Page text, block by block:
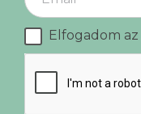
Elfogadom az